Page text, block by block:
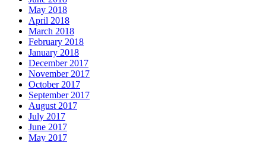
May 2018
April 2018
March 2018
February 2018
January 2018
December 2017
November 2017
October 2017
September 2017
August 2017
July 2017
June 2017
May 2017